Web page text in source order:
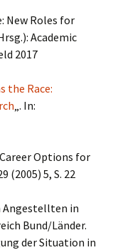
New Roles for
Academic
2017
the Race:
„. In:
Options for
(2005) 5, S. 22
Angestellten in
Bund/Länder.
der Situation in